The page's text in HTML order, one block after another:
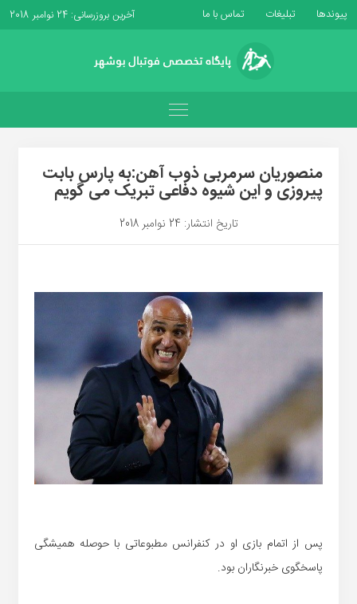
پیوندها تبلیغات تماس با ما آخرین بروزرسانی: 24 نوامبر 2018
منصوریان سرمربی ذوب آهن:به پارس بابت
پیروزی و این شیوه دفاعی تبریک می گویم
تاریخ انتشار: 24 نوامبر 2018
پس از اتمام بازی او در کنفرانس مطبوعاتی با حوصله همیشگی
پاسخگوی خبرنگاران بود.